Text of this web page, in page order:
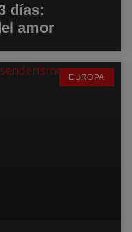
días:
amor
EUROPA